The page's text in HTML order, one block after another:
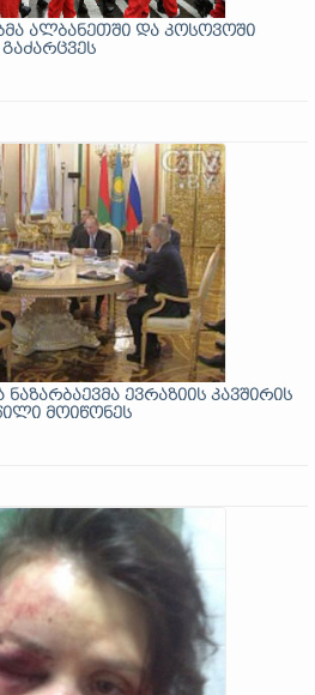
ალბანეთში და კოსოვოში
ევრაზიის კავშირის
მოიწონეს